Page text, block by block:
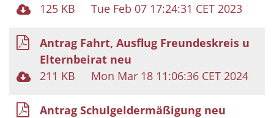
125 KB
Tue Feb 07 17:24:31 CET 2023
Antrag Fahrt, Ausflug Freundeskreis u
Elternbeirat neu
211 KB
Mon Mar 18 11:06:36 CET 2024
Antrag Schulgeldermäßigung neu